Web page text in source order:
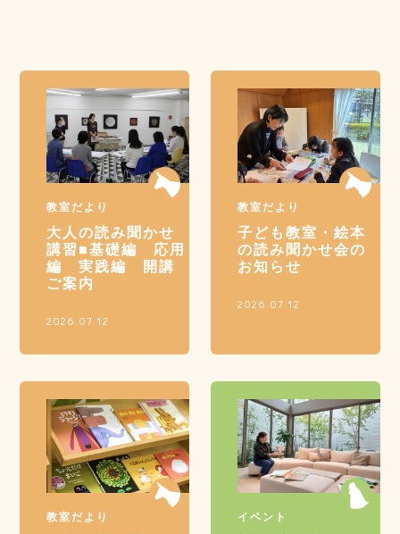
教室だより
大人の読み聞かせ
講習■基礎編 応用
編 実践編 開講
ご案内
2026.07.12
教室だより
子ども教室・絵本
の読み聞かせ会の
お知らせ
2026.07.12
教室だより イベント